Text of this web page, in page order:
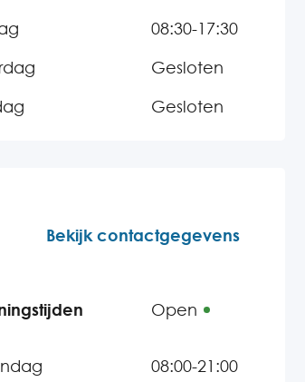
08:30-17:30
Gesloten
Gesloten
Bekijk contactgegevens
Open
08:00-21:00